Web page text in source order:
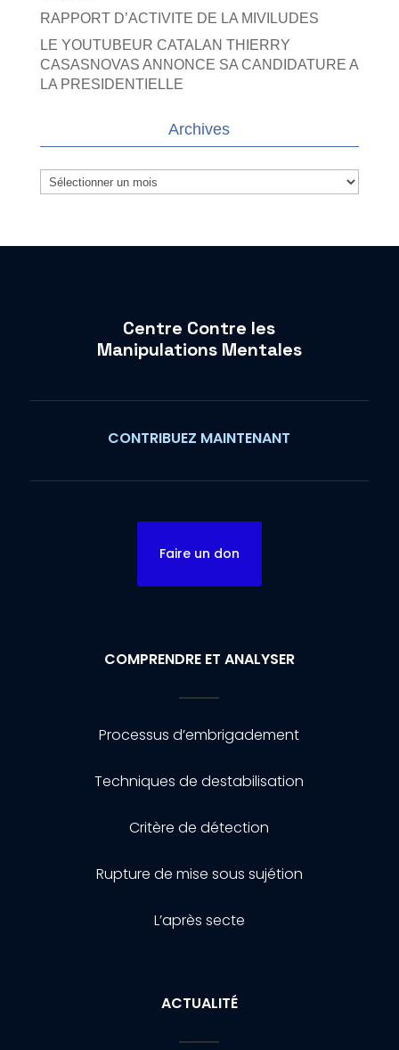
RAPPORT D’ACTIVITE DE LA MIVILUDES
LE YOUTUBEUR CATALAN THIERRY
CASASNOVAS ANNONCE SA CANDIDATURE A
LA PRESIDENTIELLE
Archives
Archives
Centre Contre les
Manipulations Mentales
CONTRIBUEZ MAINTENANT
Faire un don
COMPRENDRE ET ANALYSER
Processus d’embrigadement
Techniques de destabilisation
Critère de détection
Rupture de mise sous sujétion
L’après secte
ACTUALITÉ